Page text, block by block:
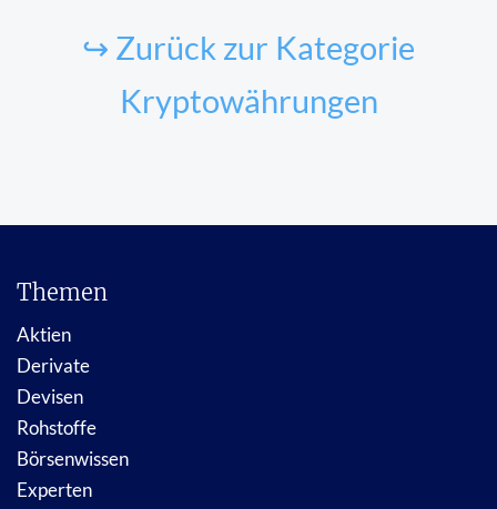
↪ Zurück zur Kategorie
Kryptowährungen
Themen
Aktien
Derivate
Devisen
Rohstoffe
Börsenwissen
Experten